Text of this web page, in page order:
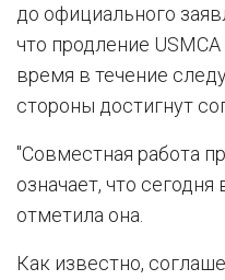
до официального
что продление
время в течение
стороны достигнут
"Совместная работа
означает, что
отметила она.
Как известно,